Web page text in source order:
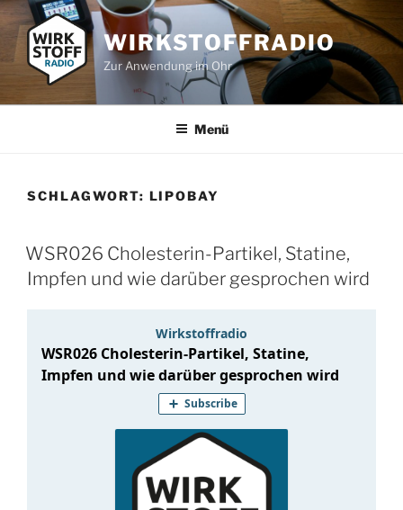
Zum
Inhalt
springen
WIRKSTOFFRADIO
Zur Anwendung im Ohr
Menü
SCHLAGWORT: LIPOBAY
WSR026 Cholesterin-Partikel, Statine,
Impfen und wie darüber gesprochen wird